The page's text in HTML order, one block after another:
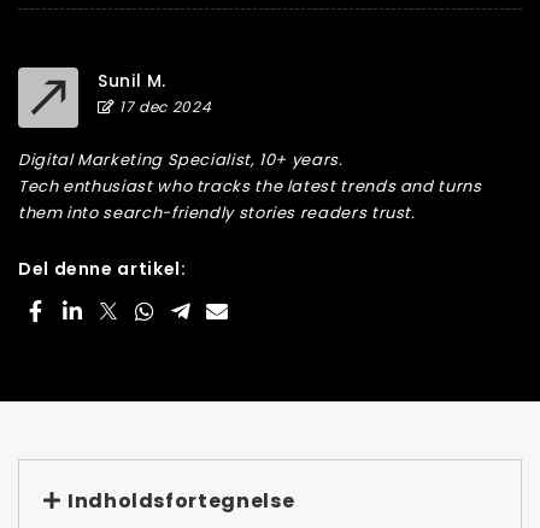
Sunil M.
17 dec 2024
Digital Marketing Specialist, 10+ years.
Tech enthusiast who tracks the latest trends and turns
them into search-friendly stories readers trust.
Del denne artikel:
Indholdsfortegnelse